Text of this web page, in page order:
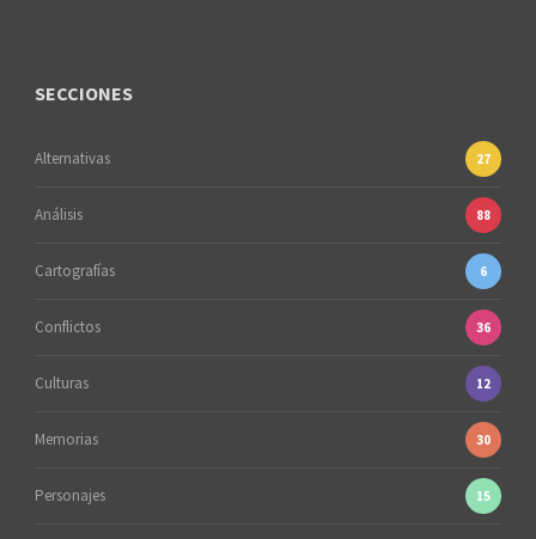
SECCIONES
Alternativas 27
Análisis 88
Cartografías 6
Conflictos 36
Culturas 12
Memorias 30
Personajes 15